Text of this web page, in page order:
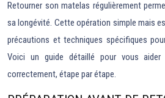
Retourner son matelas régulièrement
sa longévité. Cette opération simple mais
précautions et techniques spécifiques
Voici un guide détaillé pour vous
correctement, étape par étape.